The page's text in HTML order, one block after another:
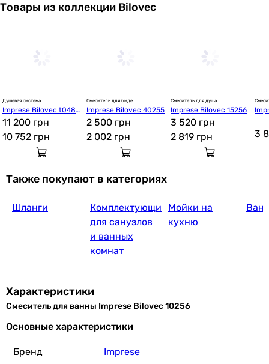
Товары из коллекции Bilovec
Душевая система
Imprese Bilovec t048S
00901SQ
11 200 грн
10 752 грн
Смеситель для биде
Imprese Bilovec 40255
2 500 грн
2 002 грн
Смеситель для душа
Imprese Bilovec 15256
3 520 грн
2 819 грн 3
Также покупают в категориях
Шланги
Комплектующие
для санузлов
и ванных
комнат
Мойки на
кухню
Характеристики
Смеситель для ванны Imprese Bilovec 10256
Основные характеристики
Бренд Imprese